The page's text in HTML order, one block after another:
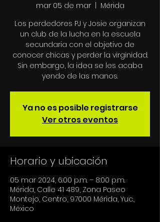
mar 05 de mar
  |
Mérida
Los perdedores PJ y Josie organizan
un club de la lucha en la escuela
secundaria con el objetivo de
conocer chicas y perder la virginidad.
Sin embargo, la idea se les acaba
Ya no es posible registrarse
Ver otros eventos
Horario y ubicación
05 mar 2024, 6:00 p.m. – 8:00 p.m.
Mérida, Calle 41 489, Zona Paseo
Montejo, Centro, 97000 Mérida, Yuc.,
México